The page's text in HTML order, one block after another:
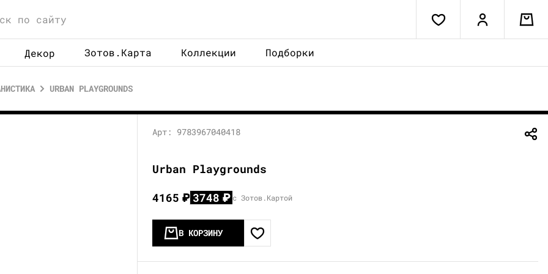
Декор Зотов.Карта Коллекции Подборки
URBAN PLAYGROUNDS
Арт: 9783967040418
Urban Playgrounds
4165₽ 3748₽ с Зотов.Картой
В КОРЗИНУ